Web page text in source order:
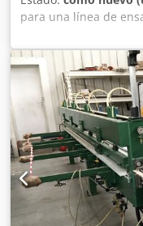
para una línea de
Transportadores de
ancha y estrecha, un
Codpfxod Duz Eo Ai
imágenes. Incluye
fabricado por Martek